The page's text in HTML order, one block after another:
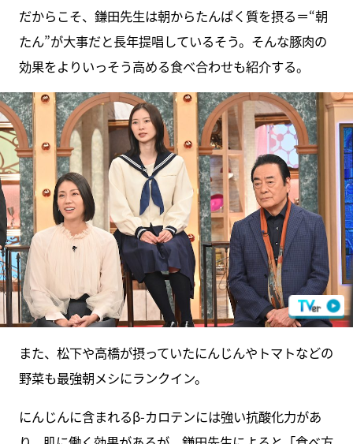
だからこそ、鎌田先生は朝からたんぱく質を摂る＝“朝
たん”が大事だと長年提唱しているそう。そんな豚肉の
効果をよりいっそう高める食べ合わせも紹介する。
また、松下や高橋が摂っていたにんじんやトマトなどの
野菜も最強朝メシにランクイン。
にんじんに含まれるβ-カロテンには強い抗酸化力があ